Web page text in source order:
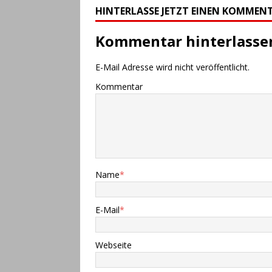
[ 10. Juli 2023 ] 29. Honest-
[ 8. Juli 2023 ] Ergebnisse
HINTERLASSE JETZT EINEN
Kommentar
E-Mail Adresse wird nicht veröffentlicht.
Kommentar
Name*
E-Mail*
Webseite